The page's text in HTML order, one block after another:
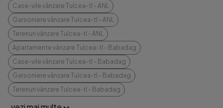
Case-vile vânzare Tulcea-tl - ANL
Garsoniere vânzare Tulcea-tl - ANL
Terenuri vânzare Tulcea-tl - ANL
Apartamente vânzare Tulcea-tl - Babadag
Case-vile vânzare Tulcea-tl - Babadag
Garsoniere vânzare Tulcea-tl - Babadag
Terenuri vânzare Tulcea-tl - Babadag